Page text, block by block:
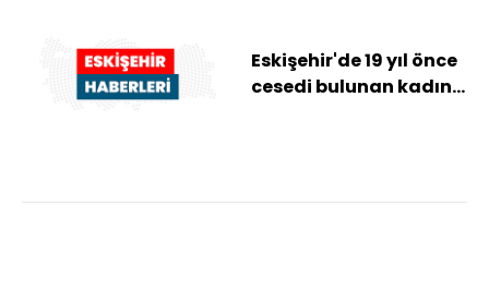
Eskişehir'de 19 yıl önce
cesedi bulunan kadını